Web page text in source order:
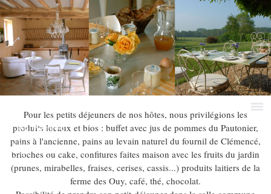
Les petits
déjeuners
Pour les petits déjeuners de nos hôtes, nous privilégions les
produits locaux et bios : buffet avec jus de pommes du Pautonier,
pains à l'ancienne, pains au levain naturel du fournil de Clémencé,
brioches ou cake, confitures faites maison avec les fruits du jardin
(prunes, mirabelles, fraises, cerises, cassis...) produits laitiers de la
ferme des Ouy, café, thé, chocolat.